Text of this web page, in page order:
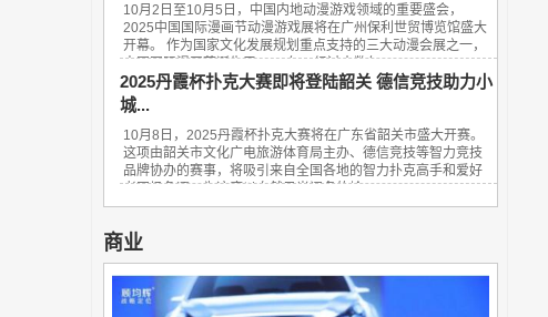
10月2日至10月5日，中国内地动漫游戏领域的重要盛会，
2025中国国际漫画节动漫游戏展将在广州保利世贸博览馆盛大
开幕。 作为国家文化发展规划重点支持的三大动漫会展之一，
中国国际漫画节诞生于2008年，经过十数年...
2025丹霞杯扑克大赛即将登陆韶关 德信竞技助力小
城...
10月8日，2025丹霞杯扑克大赛将在广东省韶关市盛大开赛。
这项由韶关市文化广电旅游体育局主办、德信竞技等智力竞技
品牌协办的赛事，将吸引来自全国各地的智力扑克高手和爱好
者同场角逐，为这座以自然风光闻名的岭...
商业